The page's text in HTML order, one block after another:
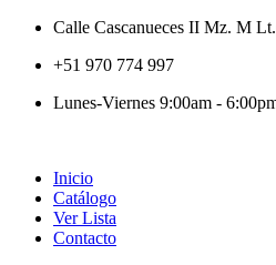
Calle Cascanueces II Mz. M
+51 970 774 997
Lunes-Viernes 9:00am -
Inicio
Catálogo
Ver Lista
Contacto